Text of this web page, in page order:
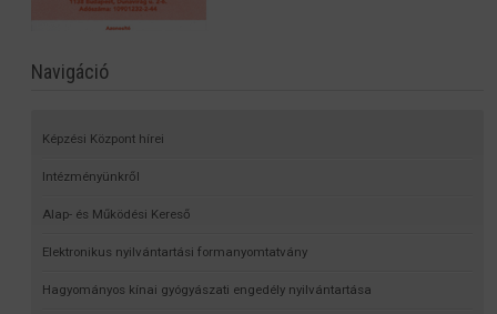
Navigáció
Képzési Központ hírei
Intézményünkről
Alap- és Működési Kereső
Elektronikus nyilvántartási formanyomtatvány
Hagyományos kínai gyógyászati engedély nyilvántartása